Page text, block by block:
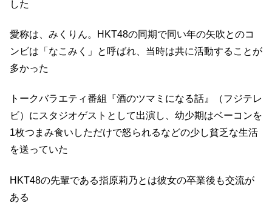
した
愛称は、みくりん。HKT48の同期で同い年の矢吹とのコ
ンビは「なこみく」と呼ばれ、当時は共に活動することが
多かった
トークバラエティ番組『酒のツマミになる話』（フジテレ
ビ）にスタジオゲストとして出演し、幼少期はベーコンを
1枚つまみ食いしただけで怒られるなどの少し貧乏な生活
を送っていた
HKT48の先輩である指原莉乃とは彼女の卒業後も交流が
ある